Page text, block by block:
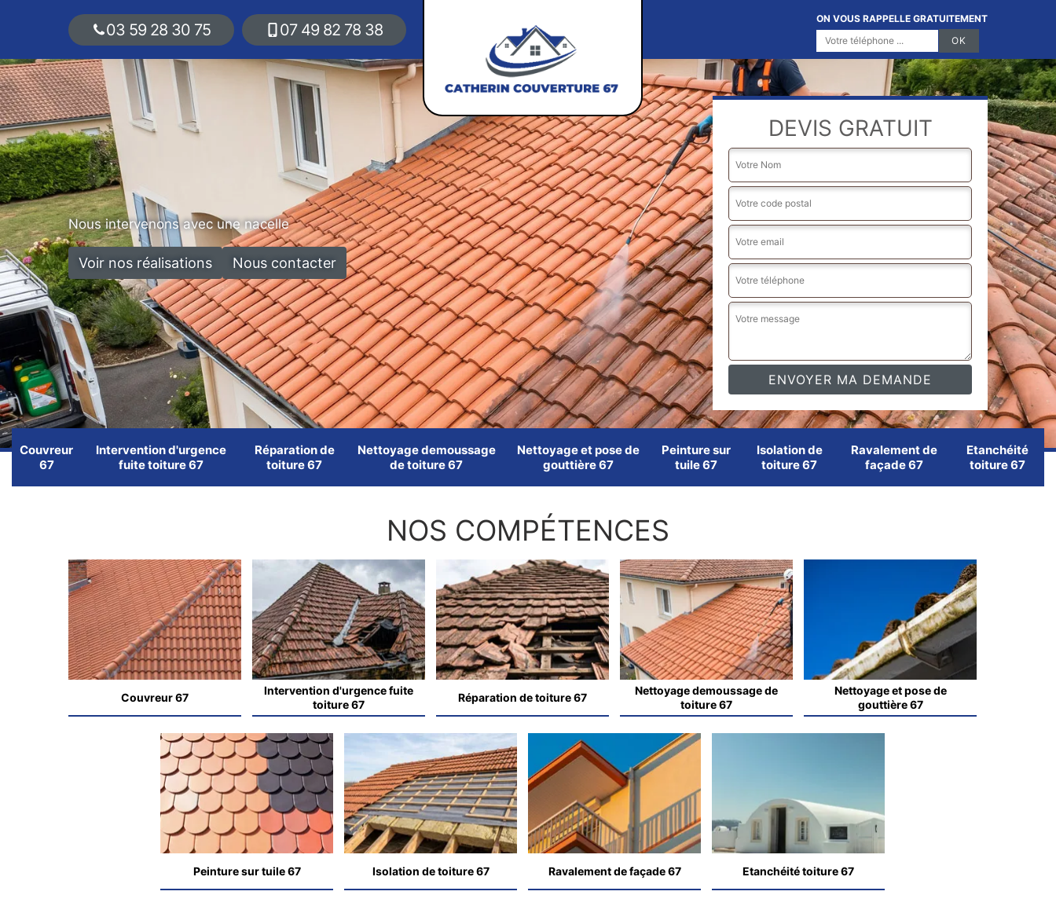
03 59 28 30 75 07 49 82 78 38
ON VOUS RAPPELLE GRATUITEMENT
Nous intervenons avec une nacelle
Voir nos réalisations Nous contacter
DEVIS GRATUIT
Couvreur
67
Intervention d'urgence
fuite toiture 67
Réparation de
toiture 67
Nettoyage demoussage
de toiture 67
Nettoyage et pose de
gouttière 67
Peinture sur
tuile 67
Isolation de
toiture 67
Ravalement de
façade 67
Etanchéité
toiture 67
NOS COMPÉTENCES
Couvreur 67
Intervention d'urgence fuite
toiture 67
Réparation de toiture 67
Nettoyage demoussage de
toiture 67
Nettoyage et pose de
gouttière 67
Peinture sur tuile 67 Isolation de toiture 67 Ravalement de façade 67 Etanchéité toiture 67